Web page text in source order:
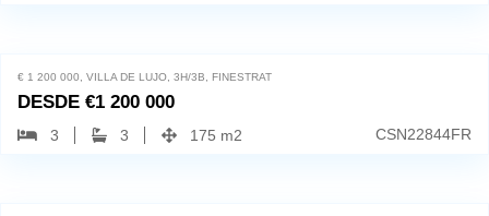
€ 1 200 000, VILLA DE LUJO, 3H/3B, FINESTRAT
DESDE €1 200 000
3 3 175 m2 CSN22844FR